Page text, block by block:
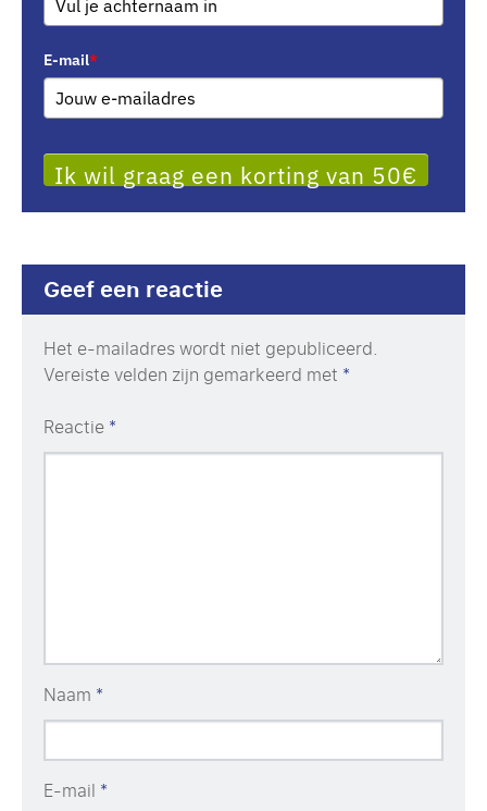
E-mail*
Ik wil graag een korting van 50€
Geef een reactie
Het e-mailadres wordt niet gepubliceerd.
Vereiste velden zijn gemarkeerd met *
Reactie*
Naam *
E-mail *